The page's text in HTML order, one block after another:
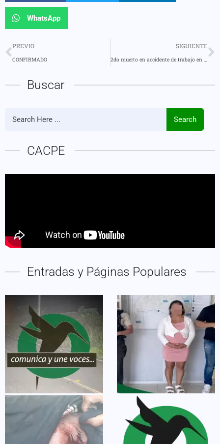
WhatsApp
PREVIO
CONFIRMADO
SIGUIENTE
2do muerto en accidente de trabajo en este 2025
Buscar
Search
CACPE
Entradas y Páginas Populares